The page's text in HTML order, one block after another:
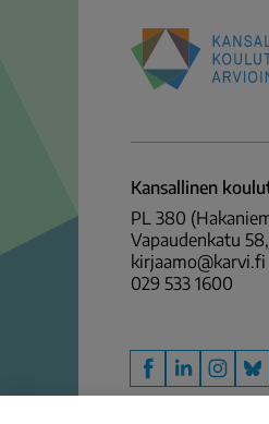
arviointikeskus
Kansallinen
PL 380
Vapaudenkatu
kirjaamo@karvi.fi
029 533 1600
Facebook
LinkedIn